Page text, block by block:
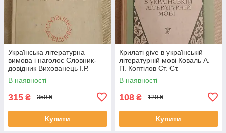
Українська літературна
вимова і наголос Словник-
довідник Вихованець І.Р.
Єрмоленко С. Я. Сологуб
Н.М. Щербатюк
В наявності
315 ₴ 350 ₴
Купити
Крилаті give в українській
літературній мові Коваль А.
П. Коптілов Ст. Ст.
В наявності
108 ₴ 120 ₴
Купити